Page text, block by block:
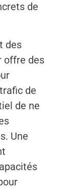
de
des
offre des
de
de ne
Une